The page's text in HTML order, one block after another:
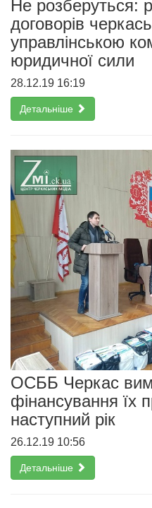
Не розберуться:
договорів
управлінською
юридичної сили
28.12.19 16:19
Детальніше
ОСББ Черкас
фінансування їх
наступний рік
26.12.19 10:56
Детальніше